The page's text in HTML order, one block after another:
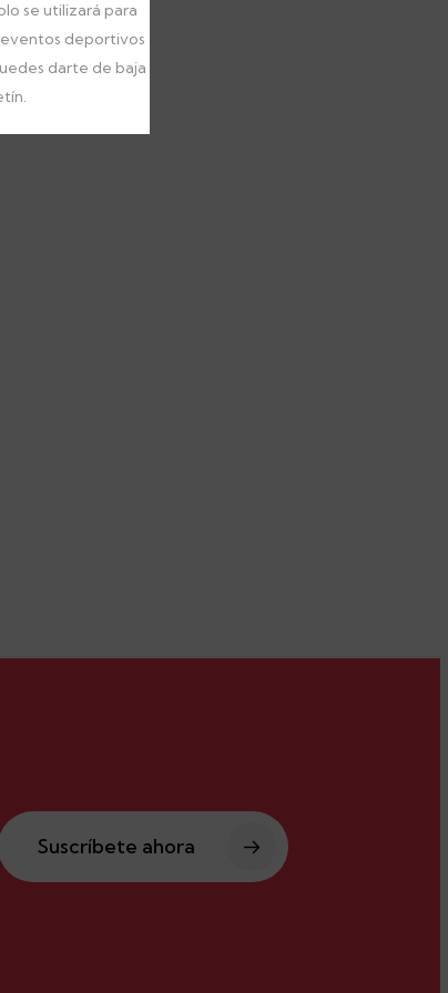
Suscríbete ahora
se utilizará para
deportivos
darte de baja